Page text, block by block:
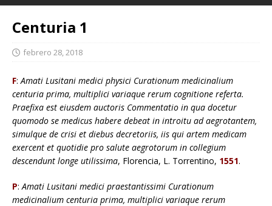
Centuria 1
febrero 28, 2018
F:Amati Lusitani medici physici Curationum medicinalium
centuria prima, multiplici variaque rerum cognitione referta.
Praefixa est eiusdem auctoris Commentatio in qua docetur
quomodo se medicus habere debeat in introitu ad aegrotantem,
simulque de crisi et diebus decretoriis, iis qui artem medicam
exercent et quotidie pro salute aegrotorum in collegium
descendunt longe utilissima, Florencia, L. Torrentino, 1551.
P:Amati Lusitani medici praestantissimi Curationum
medicinalium centuria prima, multiplici variaque rerum